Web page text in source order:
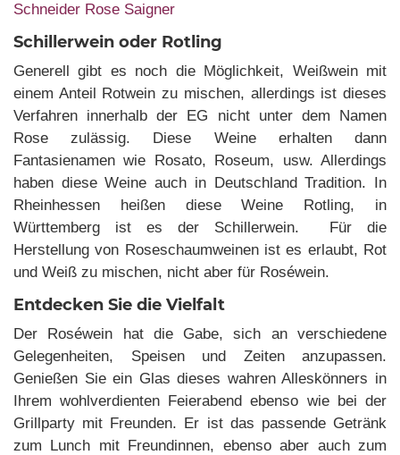
Schneider Rose Saigner
Schillerwein oder Rotling
Generell gibt es noch die Möglichkeit, Weißwein mit
einem Anteil Rotwein zu mischen, allerdings ist dieses
Verfahren innerhalb der EG nicht unter dem Namen
Rose zulässig. Diese Weine erhalten dann
Fantasienamen wie Rosato, Roseum, usw. Allerdings
haben diese Weine auch in Deutschland Tradition. In
Rheinhessen heißen diese Weine Rotling, in
Württemberg ist es der Schillerwein. Für die
Herstellung von Roseschaumweinen ist es erlaubt, Rot
und Weiß zu mischen, nicht aber für Roséwein.
Entdecken Sie die Vielfalt
Der Roséwein hat die Gabe, sich an verschiedene
Gelegenheiten, Speisen und Zeiten anzupassen.
Genießen Sie ein Glas dieses wahren Alleskönners in
Ihrem wohlverdienten Feierabend ebenso wie bei der
Grillparty mit Freunden. Er ist das passende Getränk
zum Lunch mit Freundinnen, ebenso aber auch zum